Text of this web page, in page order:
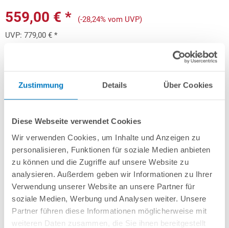
Zustimmung Details Über Cookies
Diese Webseite verwendet Cookies
Wir verwenden Cookies, um Inhalte und Anzeigen zu
personalisieren, Funktionen für soziale Medien anbieten
zu können und die Zugriffe auf unsere Website zu
analysieren. Außerdem geben wir Informationen zu Ihrer
Verwendung unserer Website an unsere Partner für
soziale Medien, Werbung und Analysen weiter. Unsere
Partner führen diese Informationen möglicherweise mit
weiteren Daten zusammen, die Sie ihnen bereitgestellt
559,00 € *
(-28,24% vom UVP)
UVP: 779,00 € *
Versandkostenfreie Lieferung!
Lieferung in ca. 1-3 Arbeitstagen
Schon ab 16,70 € monatlichfinanzieren
Weitere Informationen
Äußerst robuste, durch Polyester verstärkte PVC-Folie, seitlich mit
eingenähtem Gurt und durchsichtigen Verstärkungen